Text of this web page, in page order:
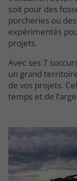
soit pour des
porcheries ou
expérimentés
projets.
Avec ses 7
un grand
de vos projets.
temps et de